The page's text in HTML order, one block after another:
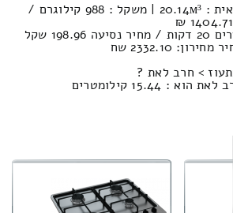
נפח חפצים במשאית : 20.14м³ | משקל : 988 קילוגרם /
שקל
2332.10 שח
> חרב לאת ?
קילומטרים